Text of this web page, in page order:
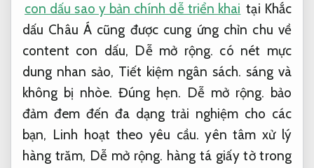
con dấu sao y bản chính dễ triển khai tại Khắc
dấu Châu Á cũng được cung ứng chỉn chu về
content con dấu, Dễ mở rộng. có nét mực
dung nhan sảo, Tiết kiệm ngân sách. sáng và
không bị nhòe. Đúng hẹn. Dễ mở rộng. bảo
đảm đem đến đa dạng trải nghiệm cho các
bạn, Linh hoạt theo yêu cầu. yên tâm xử lý
hàng trăm, Dễ mở rộng. hàng tá giấy tờ trong